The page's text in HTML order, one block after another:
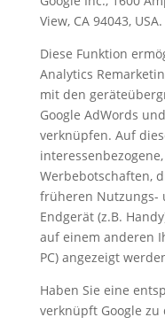
View, CA 94043, USA.
Diese Funktion
Analytics
mit den
Google AdWords
verknüpfen. Auf
Werbebotschaften,
früheren Nutzungs-
Endgerät (z.B.
auf einem anderen
PC) angezeigt
Haben Sie eine
verknüpft Google zu